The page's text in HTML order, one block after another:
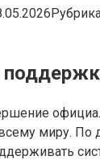
миру. По